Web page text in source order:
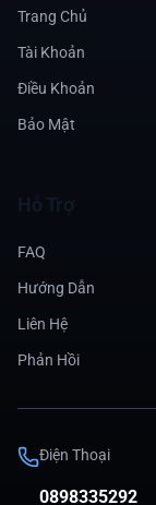
Trang Chủ
Tài Khoản
Điều Khoản
Bảo Mật
Hỗ Trợ
FAQ
Hướng Dẫn
Liên Hệ
Phản Hồi
Điện Thoại
0898335292